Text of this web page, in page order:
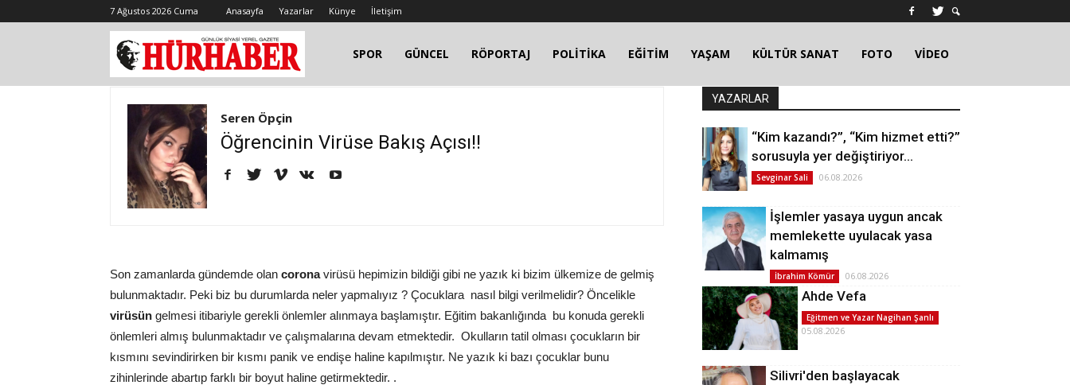
7 Ağustos 2026 Cuma Anasayfa Yazarlar Künye İletişim
SPOR GÜNCEL RÖPORTAJ POLİTİKA EĞİTİM YAŞAM KÜLTÜR SANAT FOTO VİDEO
Seren Öpçin
Öğrencinin Virüse Bakış Açısı!!
Son zamanlarda gündemde olan coronavirüsü hepimizin bildiği gibi ne yazık ki bizim ülkemize de gelmiş
bulunmaktadır. Peki biz bu durumlarda neler yapmalıyız ? Çocuklara nasıl bilgi verilmelidir? Öncelikle
virüsün gelmesi itibariyle gerekli önlemler alınmaya başlamıştır. Eğitim bakanlığında bu konuda gerekli
önlemleri almış bulunmaktadır ve çalışmalarına devam etmektedir. Okulların tatil olması çocukların bir
kısmını sevindirirken bir kısmı panik ve endişe haline kapılmıştır. Ne yazık ki bazı çocuklar bunu
zihinlerinde abartıp farklı bir boyut haline getirmektedir. .
YAZARLAR
“Kim kazandı?”, “Kim hizmet etti?”
sorusuyla yer değiştiriyor…
Sevginar Sali 06.08.2026
İşlemler yasaya uygun ancak
memlekette uyulacak yasa
kalmamış
İbrahim Kömür 06.08.2026
Ahde Vefa
Eğitmen ve Yazar Nagihan Şanlı
05.08.2026
Silivri'den başlayacak